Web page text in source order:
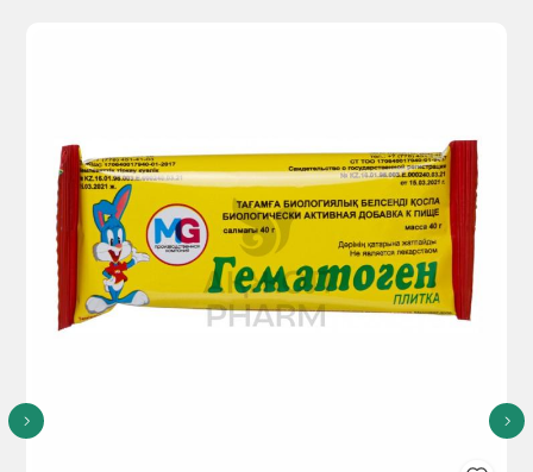
компонентов продукта, беременность и кормление грудью,
сахарный диабет, избыточная масса тела.
Особые указания:
БАД. Не является лекарственным
средством.
Перед применением рекомендуется проконсультироваться
с врачом (специалистом).